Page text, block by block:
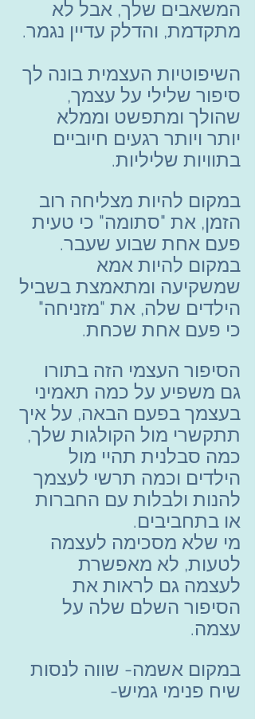
המשאבים שלך, אבל לא
מתקדמת, והדלק עדיין נגמר.
השיפוטיות העצמית בונה לך
סיפור שלילי על עצמך,
שהולך ומתפשט וממלא
יותר ויותר רגעים חיוביים
בתוויות שליליות.
במקום להיות מצליחה רוב
הזמן, את "סתומה" כי טעית
פעם אחת שבוע שעבר.
במקום להיות אמא
שמשקיעה ומתאמצת בשביל
הילדים שלה, את "מזניחה"
כי פעם אחת שכחת.
הסיפור העצמי הזה בתורו
גם משפיע על כמה תאמיני
בעצמך בפעם הבאה, על איך
תתקשרי מול הקולגות שלך,
כמה סבלנית תהיי מול
הילדים וכמה תרשי לעצמך
להנות ולבלות עם החברות
או בתחביבים.
מי שלא מסכימה לעצמה
לטעות, לא מאפשרת
לעצמה גם לראות את
הסיפור השלם שלה על
עצמה.
במקום אשמה- שווה לנסות
שיח פנימי גמיש-